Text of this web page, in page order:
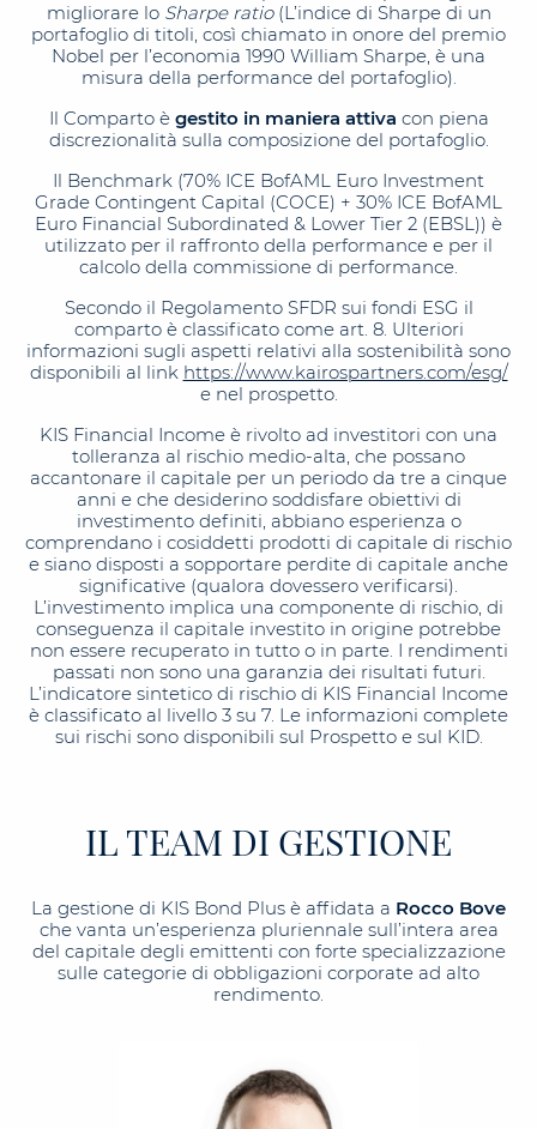
migliorare lo Sharpe ratio (L’indice di Sharpe di un
portafoglio di titoli, così chiamato in onore del premio
Nobel per l’economia 1990 William Sharpe, è una
misura della performance del portafoglio).
Il Comparto è gestito in maniera attiva con piena
discrezionalità sulla composizione del portafoglio.
Il Benchmark (70% ICE BofAML Euro Investment
Grade Contingent Capital (COCE) + 30% ICE BofAML
Euro Financial Subordinated & Lower Tier 2 (EBSL)) è
utilizzato per il raffronto della performance e per il
calcolo della commissione di performance.
Secondo il Regolamento SFDR sui fondi ESG il
comparto è classificato come art. 8. Ulteriori
informazioni sugli aspetti relativi alla sostenibilità sono
disponibili al link https://www.kairospartners.com/esg/
e nel prospetto.
KIS Financial Income è rivolto ad investitori con una
tolleranza al rischio medio-alta, che possano
accantonare il capitale per un periodo da tre a cinque
anni e che desiderino soddisfare obiettivi di
investimento definiti, abbiano esperienza o
comprendano i cosiddetti prodotti di capitale di rischio
e siano disposti a sopportare perdite di capitale anche
significative (qualora dovessero verificarsi).
L’investimento implica una componente di rischio, di
conseguenza il capitale investito in origine potrebbe
non essere recuperato in tutto o in parte. I rendimenti
passati non sono una garanzia dei risultati futuri.
L’indicatore sintetico di rischio di KIS Financial Income
è classificato al livello 3 su 7. Le informazioni complete
sui rischi sono disponibili sul Prospetto e sul KID.
IL TEAM DI GESTIONE
La gestione di KIS Bond Plus è affidata a Rocco Bove
che vanta un’esperienza pluriennale sull’intera area
del capitale degli emittenti con forte specializzazione
sulle categorie di obbligazioni corporate ad alto
rendimento.